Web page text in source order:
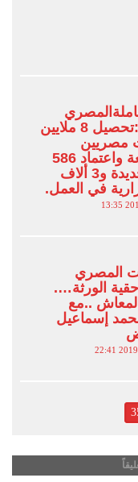
محمد سعفان :تحصيل 8 ملايين
مصريين
بالرياض مراجعة واعتماد 586
تأشيرة عمل جديدة و3 ألاف
في العمل.
المصري
الورثة….
..مع
إسماعيل